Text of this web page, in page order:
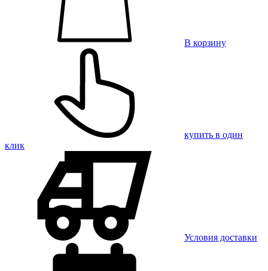
В корзину
купить в один
клик
Условия доставки